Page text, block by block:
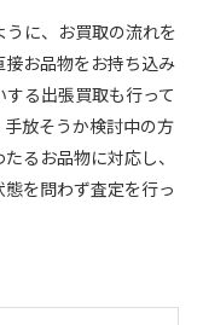
に、お買取の流れを
お品物をお持ち込み
る出張買取も行って
放そうか検討中の方
るお品物に対応し、
を問わず査定を行っ